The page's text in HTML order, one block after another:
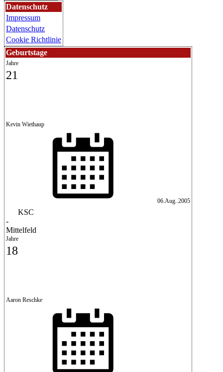
Datenschutz
Impressum
Datenschutz
Cookie Richtlinie
Geburtstage
Jahre
21
Kevin Wiethaup
06.Aug..2005
KSC
-
Mittelfeld
Jahre
18
Aaron Reschke